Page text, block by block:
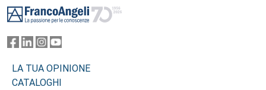
LA TUA OPINIONE
CATALOGHI